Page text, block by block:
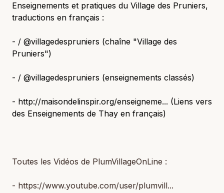
Enseignements et pratiques du Village des Pruniers,
traductions en français :
- / @villagedespruniers (chaîne "Village des
Pruniers")
- / @villagedespruniers (enseignements classés)
- http://maisondelinspir.org/enseigneme... (Liens vers
des Enseignements de Thay en français)
Toutes les Vidéos de PlumVillageOnLine :
- https://www.youtube.com/user/plumvill...